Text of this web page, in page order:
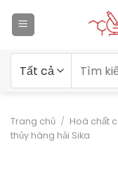
qua
kiếm:
Trang chủ / Hoá chất
thủy hàng hải Sika